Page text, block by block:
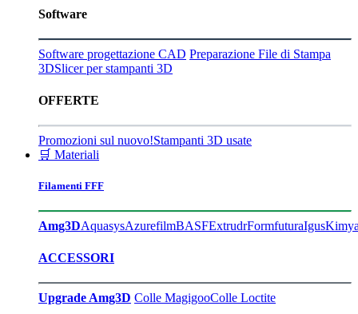
Software
Software progettazione CAD Preparazione File di Stampa
3DSlicer per stampanti 3D
OFFERTE
Promozioni sul nuovo!Stampanti 3D usate
🛒 Materiali
Filamenti FFF
Amg3DAquasysAzurefilmBASFExtrudrFormfuturaIgus
ACCESSORI
Upgrade Amg3D Colle MagigooColle Loctite